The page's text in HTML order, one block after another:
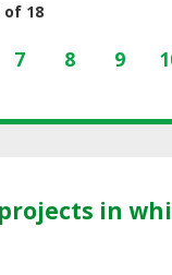
of 18
7 8 9
in